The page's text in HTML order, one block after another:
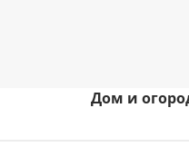
Дом и